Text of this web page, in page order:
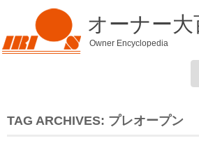
オーナー大
Owner Encyclopedia
TAG ARCHIVES: プレオープン